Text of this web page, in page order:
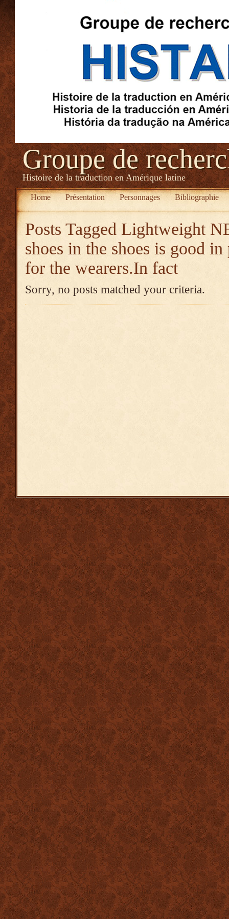
Groupe de
Histoire de la traduction en Amérique latine
Home Présentation Personnages Bibliographie
Posts Tagged Lightweight
shoes in the shoes is good
for the wearers.In fact
Sorry, no posts matched your criteria.